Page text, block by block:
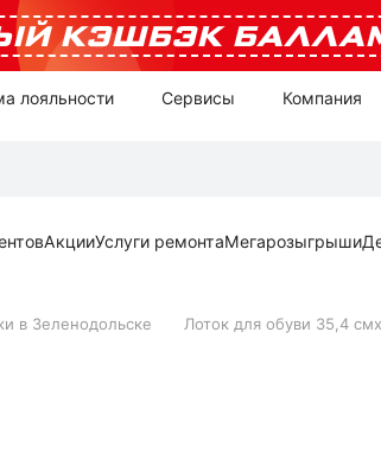
КЭШБЭК
лояльности Сервисы Компания
АкцииУслуги ремонтаМегарозыгрыши
в Зеленодольске Лоток для обуви 35,4